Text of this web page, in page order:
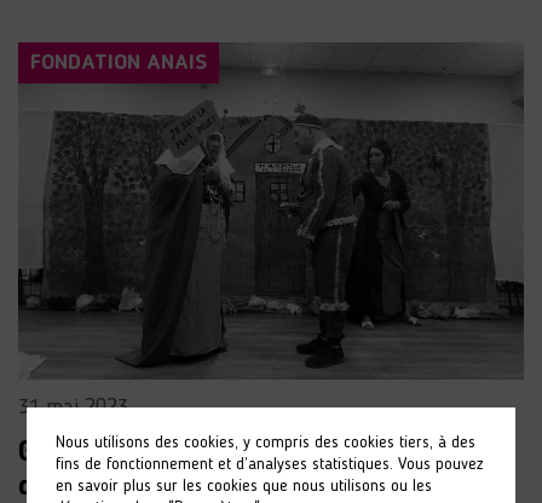
FONDATION ANAIS
31 mai 2023
Grande représentation à l’EAM ANAIS
d’Argentan
Nous utilisons des cookies, y compris des cookies tiers, à des
fins de fonctionnement et d’analyses statistiques. Vous pouvez
en savoir plus sur les cookies que nous utilisons ou les